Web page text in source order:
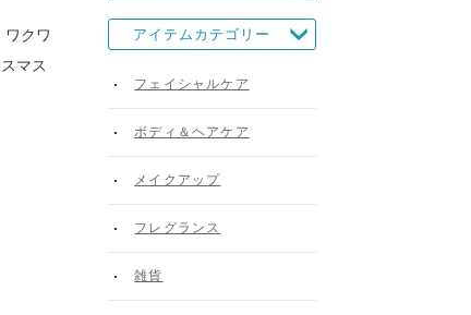
クワ
マス
アイテムカテゴリー
フェイシャルケア
ボディ＆ヘアケア
メイクアップ
フレグランス
雑貨